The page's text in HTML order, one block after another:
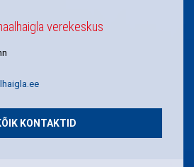
verekeskus
KONTAKTID